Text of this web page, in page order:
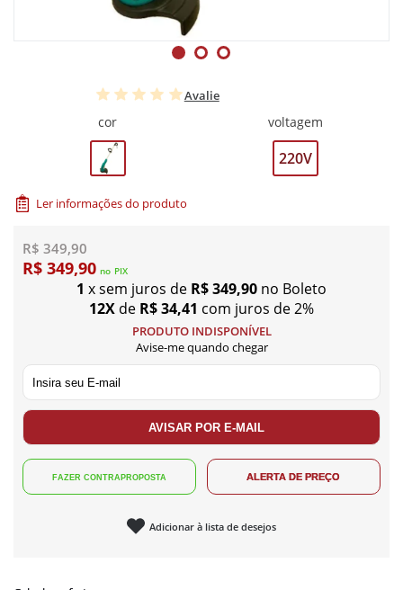
Avalie
cor voltagem
220V
Ler informações do produto
R$ 349,90
R$ 349,90 no PIX
1 x sem juros de R$ 349,90 no Boleto
12X de R$ 34,41 com juros de 2%
PRODUTO INDISPONÍVEL
Avise-me quando chegar
Adicionar à lista de desejos